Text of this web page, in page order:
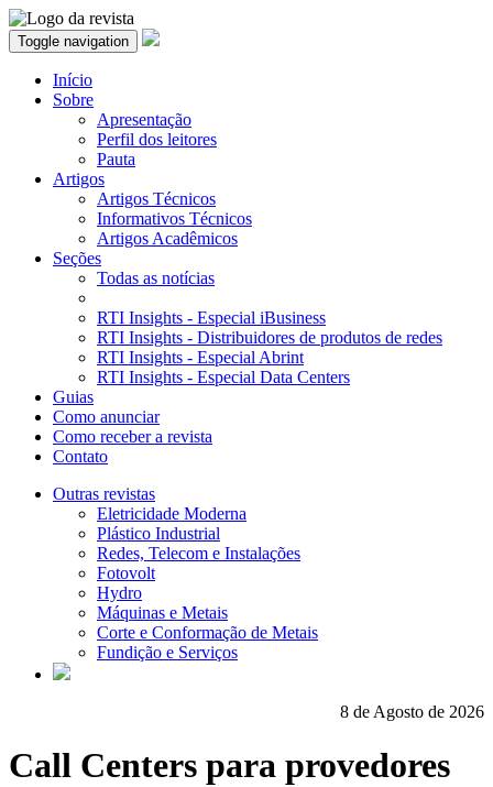
Toggle navigation
Início
Sobre
Apresentação
Perfil dos leitores
Pauta
Artigos
Artigos Técnicos
Informativos Técnicos
Artigos Acadêmicos
Seções
Todas as notícias
RTI Insights - Especial iBusiness
RTI Insights - Distribuidores de produtos de redes
RTI Insights - Especial Abrint
RTI Insights - Especial Data Centers
Guias
Como anunciar
Como receber a revista
Contato
Outras revistas
Eletricidade Moderna
Plástico Industrial
Redes, Telecom e Instalações
Fotovolt
Hydro
Máquinas e Metais
Corte e Conformação de Metais
Fundição e Serviços
8 de Agosto de 2026
Call Centers para provedores